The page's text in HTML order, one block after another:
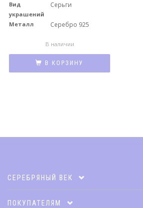
Вид
украшений
Серьги
Металл Серебро 925
В наличии
В КОРЗИНУ
СЕРЕБРЯНЫЙ ВЕК
Карта клиента
ПОКУПАТЕЛЯМ